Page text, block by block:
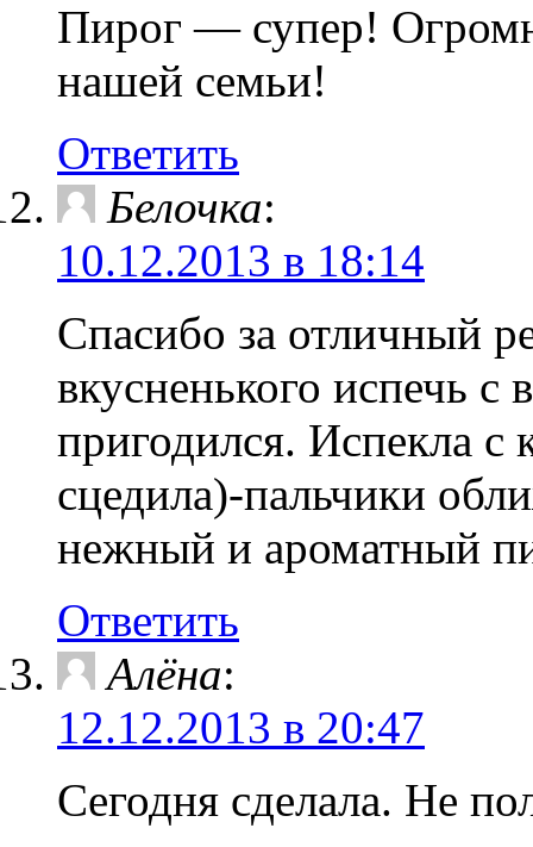
Пирог — супер!
нашей семьи!
Ответить
Белочка:
10.12.2013 в 18:14
Спасибо за отличный
вкусненького испечь
пригодился. Испекла с
сцедила)-пальчики
нежный и ароматный
Ответить
Алёна:
12.12.2013 в 20:47
Сегодня сделала. Не